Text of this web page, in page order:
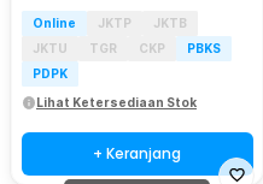
Online JKTP
JKTB
JKTU
TGR CKP
PBKS
PDPK
Lihat Ketersediaan Stok
+ Keranjang